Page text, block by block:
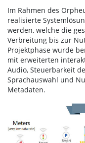
Im Rahmen des
realisierte
werden, welche die
Verbreitung bis zur
Projektphase wurde
mit erweiterten
Audio, Steuerbarkeit
Sprachauswahl und
Metadaten.